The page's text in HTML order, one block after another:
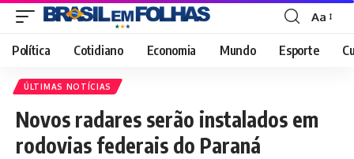
Font
Resizer
Aa
Política Cotidiano Economia Mundo Esporte
ÚLTIMAS NOTÍCIAS
Novos radares serão instalados em
rodovias federais do Paraná